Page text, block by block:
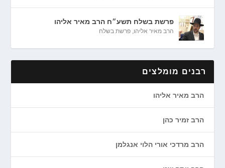
פרשת בשלח תשע״ח הרב מאיר אליהו
הרב מאיר אליהו ,פרשת בשלח
רבנים מומלצים
הרב מאיר אליהו
הרב זמיר כהן
הרב מרדכי אורי הלוי אנגלמן